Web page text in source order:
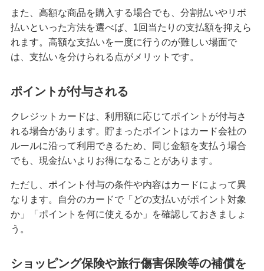
きっぷをクレジットカードで購入する3つの方法！
メリットと注意点も解説
クレジットカードを海外で利用すると手数料はど
までの手順を解説
クレジットカード決済にはどんなメリットがあ
る？仕組みや注意点も解説
マイルが貯まるクレジットカードとは？選び方や
効率的な貯め方、使い方を解説
また、高額な商品を購入する場合でも、分割払いやリボ
払いといった方法を選べば、1回当たりの支払額を抑えら
れます。高額な支払いを一度に行うのが難しい場面で
は、支払いを分けられる点がメリットです。
ポイントが付与される
クレジットカードは、利用額に応じてポイントが付与さ
れる場合があります。貯まったポイントはカード会社の
ルールに沿って利用できるため、同じ金額を支払う場合
でも、現金払いよりお得になることがあります。
ただし、ポイント付与の条件や内容はカードによって異
なります。自分のカードで「どの支払いがポイント対象
か」「ポイントを何に使えるか」を確認しておきましょ
う。
ショッピング保険や旅行傷害保険等の補償を